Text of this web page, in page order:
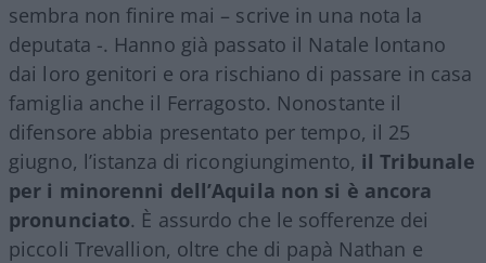
sembra non finire mai – scrive in una nota la
deputata -. Hanno già passato il Natale lontano
dai loro genitori e ora rischiano di passare in casa
famiglia anche il Ferragosto. Nonostante il
difensore abbia presentato per tempo, il 25
giugno, l’istanza di ricongiungimento, il Tribunale
per i minorenni dell’Aquila non si è ancora
pronunciato. È assurdo che le sofferenze dei
piccoli Trevallion, oltre che di papà Nathan e